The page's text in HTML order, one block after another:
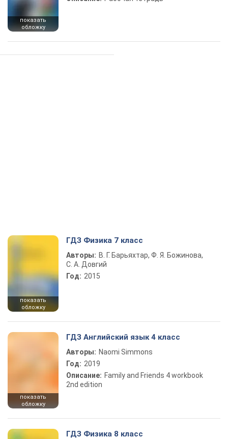
показать
обложку
показать
обложку
ГДЗ Физика 7 класс
Авторы: В. Г. Барьяхтар, Ф. Я. Божинова,
С. А. Довгий
Год: 2015
показать
обложку
ГДЗ Английский язык 4 класс
Авторы: Naomi Simmons
Год: 2019
Описание: Family and Friends 4 workbook
2nd edition
ГДЗ Физика 8 класс